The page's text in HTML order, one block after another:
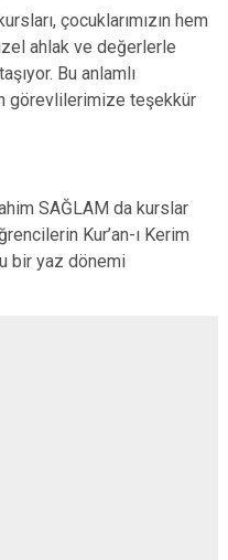
çocuklarımızın hem
ahlak ve değerlerle
Bu anlamlı
görevlilerimize teşekkür
SAĞLAM da kurslar
Kur’an-ı Kerim
bir yaz dönemi